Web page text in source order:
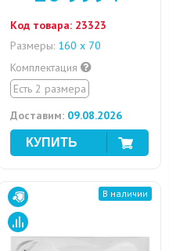
Код товара: 23323
Размеры: 160 х 70
Комплектация
Есть 2 размера
Доставим: 09.08.2026
В наличии